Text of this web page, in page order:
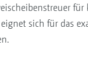
für
sich für das